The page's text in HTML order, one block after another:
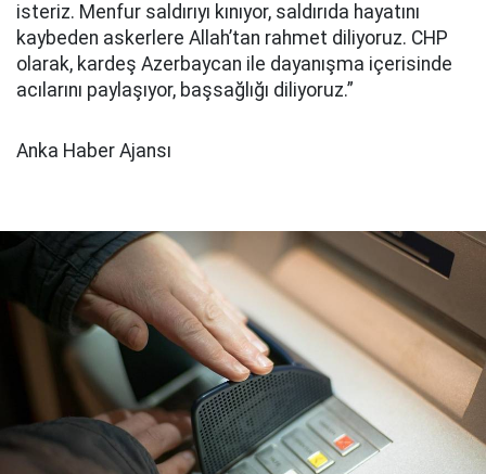
isteriz. Menfur saldırıyı kınıyor, saldırıda hayatını
kaybeden askerlere Allah’tan rahmet diliyoruz. CHP
olarak, kardeş Azerbaycan ile dayanışma içerisinde
acılarını paylaşıyor, başsağlığı diliyoruz.”
Anka Haber Ajansı